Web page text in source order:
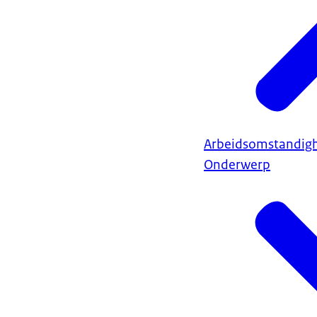
Onderwerp